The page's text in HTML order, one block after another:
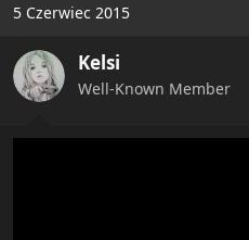
t
o
n
s
5 Czerwiec 2015
Kelsi
Well-Known Member